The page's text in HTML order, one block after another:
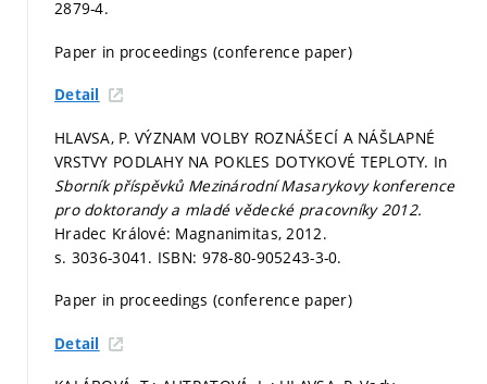
2879-4.
Paper in proceedings (conference paper)
Detail
HLAVSA, P. VÝZNAM VOLBY ROZNÁŠECÍ A NÁŠLAPNÉ
VRSTVY PODLAHY NA POKLES DOTYKOVÉ TEPLOTY. In
Sborník příspěvků Mezinárodní Masarykovy konference
pro doktorandy a mladé vědecké pracovníky 2012.
Hradec Králové: Magnanimitas, 2012.
s. 3036-3041. ISBN: 978-80-905243-3-0.
Paper in proceedings (conference paper)
Detail